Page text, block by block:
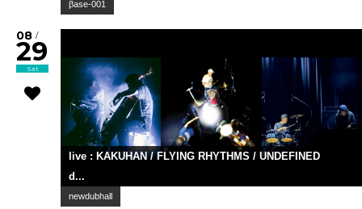
βase-001
08 /
29
Sat
live : KAKUHAN / FLYING RHYTHMS / UNDEFINED
d...
newdubhall